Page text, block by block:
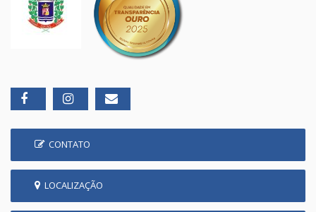
CONTATO
LOCALIZAÇÃO